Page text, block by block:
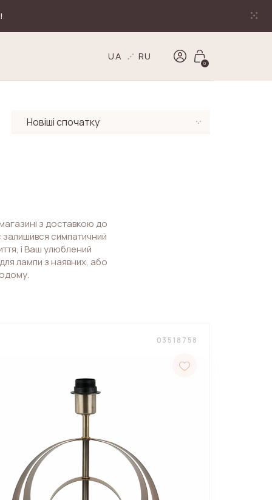
UA RU
0
з доставкою до
симпатичний
і Ваш улюблений
лампи з наявних, або
03518758